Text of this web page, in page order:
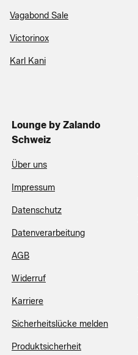
Vagabond Sale
Victorinox
Karl Kani
Lounge by Zalando
Schweiz
Über uns
Impressum
Datenschutz
Datenverarbeitung
AGB
Widerruf
Karriere
Sicherheitslücke melden
Produktsicherheit